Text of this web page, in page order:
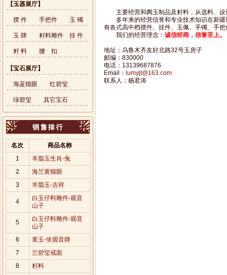
【玉器展厅】
摆 件 手把件 玉 镯
玉 牌 籽料雕件 挂 件
籽 料 腰 扣
【宝石展厅】
海蓝猫眼 红碧玺
绿碧玺 其它宝石
名次
商品名称
1
羊脂玉生肖-兔
2
海兰黄猫眼
3
羊脂玉-吉祥
4
白玉仔料雕件-观音
山子
5
白玉仔料雕件-观音
山子
6
黄玉-坐观音牌
7
兰碧玺戒面
8
籽料
主要经营和阗玉制品及籽料，从选料、设
多年来的经营信誉和专业技术知识在新疆
有各式高中档摆件、挂件、玉佩、手镯、手
我们的经营理念： 诚信经商，信誉至上。
地址：乌鲁木齐友好北路32号玉房子
邮编：830000
电话：13139687876
Email： lumyjt@163.com
联系人：杨君涛